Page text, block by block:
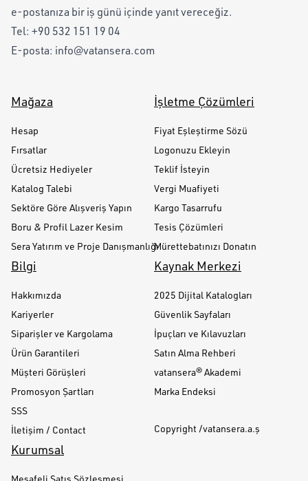
e-postanıza bir iş günü içinde yanıt vereceğiz.
Tel: +90 532 151 19 04
E-posta: info@vatansera.com
Mağaza
Hesap
Fırsatlar
Ücretsiz Hediyeler
Katalog Talebi
Sektöre Göre Alışveriş Yapın
Boru & Profil Lazer Kesim
Sera Yatırım ve Proje Danışmanlığı
İşletme Çözümleri
Fiyat Eşleştirme Sözü
Logonuzu Ekleyin
Teklif İsteyin
Vergi Muafiyeti
Kargo Tasarrufu
Tesis Çözümleri
Mürettebatınızı Donatın
Bilgi
Hakkımızda
Kariyerler
Siparişler ve Kargolama
Ürün Garantileri
Müşteri Görüşleri
Promosyon Şartları
SSS
İletişim / Contact
Kaynak Merkezi
2025 Dijital Katalogları
Güvenlik Sayfaları
İpuçları ve Kılavuzları
Satın Alma Rehberi
vatansera® Akademi
Marka Endeksi
Copyright /vatansera.a.ş
Kurumsal
Mesafeli Satış Sözleşmesi